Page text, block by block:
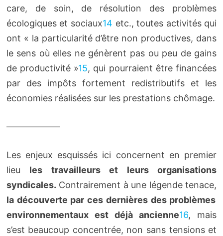
care, de soin, de résolution des problèmes
écologiques et sociaux14 etc., toutes activités qui
ont « la particularité d’être non productives, dans
le sens où elles ne génèrent pas ou peu de gains
de productivité »15, qui pourraient être financées
par des impôts fortement redistributifs et les
économies réalisées sur les prestations chômage.
——————
Les enjeux esquissés ici concernent en premier
lieu les travailleurs et leurs organisations
syndicales. Contrairement à une légende tenace,
la découverte par ces dernières des problèmes
environnementaux est déjà ancienne16, mais
s’est beaucoup concentrée, non sans tensions et